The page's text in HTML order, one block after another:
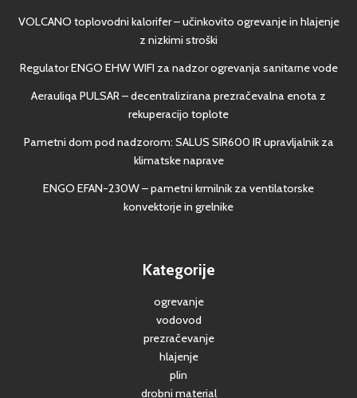
VOLCANO toplovodni kalorifer – učinkovito ogrevanje in hlajenje
z nizkimi stroški
Regulator ENGO EHW WIFI za nadzor ogrevanja sanitarne vode
Aerauliqa PULSAR – decentralizirana prezračevalna enota z
rekuperacijo toplote
Pametni dom pod nadzorom: SALUS SIR600 IR upravljalnik za
klimatske naprave
ENGO EFAN-230W – pametni krmilnik za ventilatorske
konvektorje in grelnike
Kategorije
ogrevanje
vodovod
prezračevanje
hlajenje
plin
drobni material